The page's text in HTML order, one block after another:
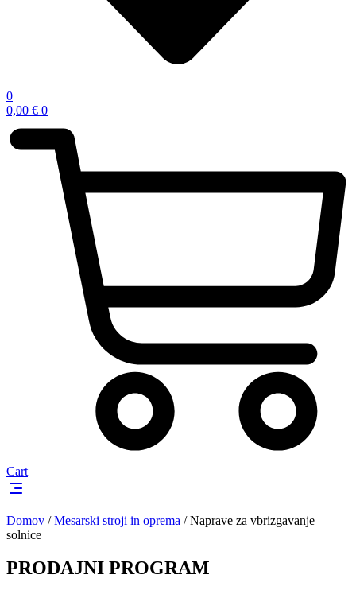
0
0,00 € 0
Cart
Domov /Mesarski stroji in oprema /Naprave za vbrizgavanje
solnice
PRODAJNI PROGRAM